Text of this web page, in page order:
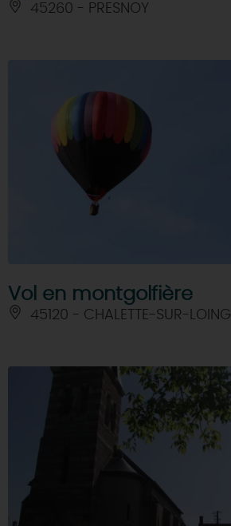
45260 - PRESNOY
Vol en montgolfière
45120 - CHALETTE-SUR-LOING